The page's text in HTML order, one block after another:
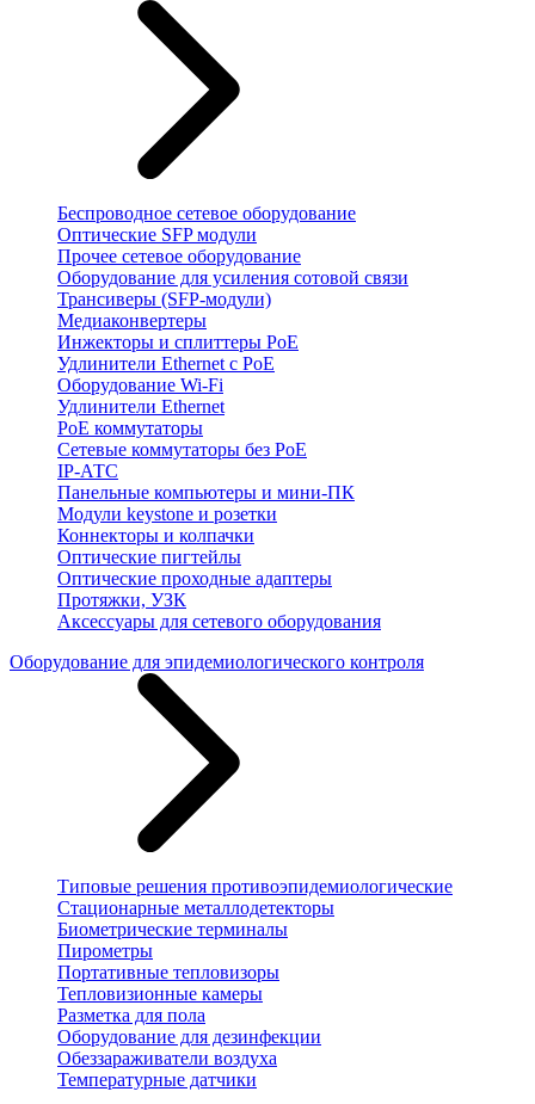
Беспроводное сетевое оборудование
Оптические SFP модули
Прочее сетевое оборудование
Оборудование для усиления сотовой связи
Трансиверы (SFP-модули)
Медиаконвертеры
Инжекторы и сплиттеры PoE
Удлинители Ethernet с PoE
Оборудование Wi-Fi
Удлинители Ethernet
PoE коммутаторы
Сетевые коммутаторы без PoE
IP-АТС
Панельные компьютеры и мини-ПК
Модули keystone и розетки
Коннекторы и колпачки
Оптические пигтейлы
Оптические проходные адаптеры
Протяжки, УЗК
Аксессуары для сетевого оборудования
Оборудование для эпидемиологического контроля
Типовые решения противоэпидемиологические
Стационарные металлодетекторы
Биометрические терминалы
Пирометры
Портативные тепловизоры
Тепловизионные камеры
Разметка для пола
Оборудование для дезинфекции
Обеззараживатели воздуха
Температурные датчики